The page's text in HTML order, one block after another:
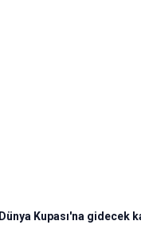
Dünya Kupası'na gidecek